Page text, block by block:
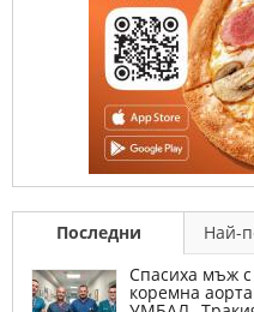
Последни Най-
Спасиха мъж с
коремна